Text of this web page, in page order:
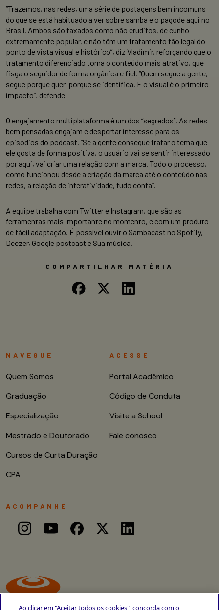
“Trazemos, nas redes, uma série de postagens bem incomuns
do que se está habituado a ver sobre samba e o pagode aqui no
Brasil. Ambos são taxados como não eruditos, de cunho
extremamente popular, e não têm um tratamento tão legal do
ponto de vista visual e histórico”, diz Vladimir, reforçando que o
tratamento diferenciado torna o conteúdo mais atrativo, que
fisga o seguidor de forma orgânica e fiel. “Quem segue a gente,
segue porque quer, porque se identifica. E o visual é o primeiro
impacto”, defende.
O engajamento multiplataforma é um dos “segredos”. As redes
bem pensadas engajam e despertar interesse para os
episódios do podcast. “Se a gente consegue tratar o tema que
ele gosta de forma positiva, o usuário vai se sentir interessado
por aqui, vai criar uma relação com a marca. Todo o processo,
como funcionou desde a criação da marca até o conteúdo nas
redes, a relação de interatividade, tudo conta”.
A equipe trabalha com Twitter e Instagram, que são as
ferramentas mais importante no momento, e com um produto
de fácil adaptação. É possível ouvir o Sambacast no Spotify,
Deezer, Google postcast e Sua música.
COMPARTILHAR MATÉRIA
NAVEGUE
Quem Somos
Graduação
Especialização
Mestrado e Doutorado
Cursos de Curta Duração
CPA
ACESSE
Portal Acadêmico
Código de Conduta
Visite a School
Fale conosco
ACOMPANHE
Ao clicar em "Aceitar todos os cookies", concorda com o